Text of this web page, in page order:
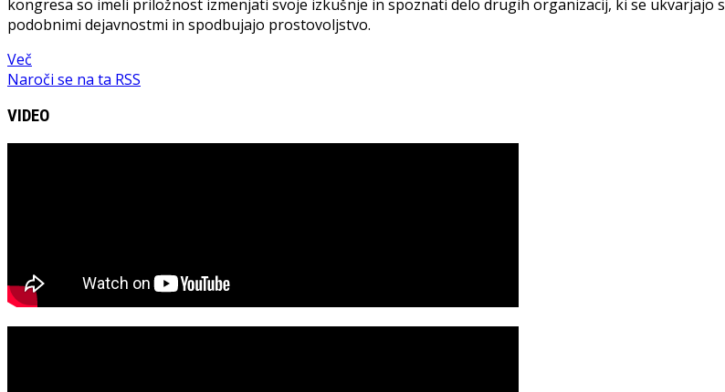
kongresa so imeli priložnost izmenjati svoje izkušnje in spoznati delo drugih organizacij, ki se ukvarjajo s
podobnimi dejavnostmi in spodbujajo prostovoljstvo.
Več
Naroči se na ta RSS
VIDEO